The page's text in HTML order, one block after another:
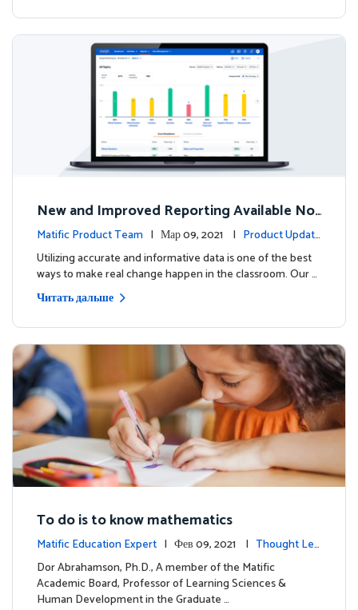
New and Improved Reporting Available No
w!
Matific Product Team | Мар 09, 2021 | Product Update
sUtilizing accurate and informative data is one of the best
ways to make real change happen in the classroom. Our …
Читать дальше
To do is to know mathematics
Matific Education Expert | Фев 09, 2021 | Thought Lea
dership
Dor Abrahamson, Ph.D., A member of the Matific
Academic Board, Professor of Learning Sciences &
Human Development in the Graduate …